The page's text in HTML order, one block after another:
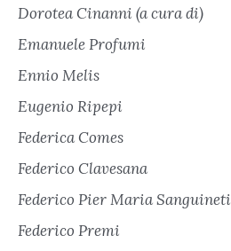
Dorotea Cinanni (a cura di)
Emanuele Profumi
Ennio Melis
Eugenio Ripepi
Federica Comes
Federico Clavesana
Federico Pier Maria Sanguineti
Federico Premi